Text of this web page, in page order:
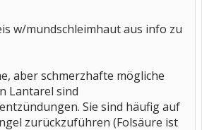
w/mundschleimhaut aus info zu
aber schmerzhafte mögliche
Lantarel sind
Sie sind häufig auf
zurückzuführen (Folsäure ist